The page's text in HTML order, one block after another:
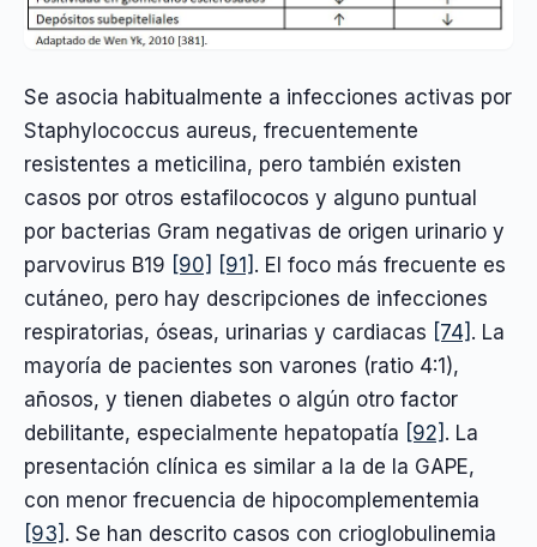
Se asocia habitualmente a infecciones activas por
Staphylococcus aureus, frecuentemente
resistentes a meticilina, pero también existen
casos por otros estafilococos y alguno puntual
por bacterias Gram negativas de origen urinario y
parvovirus B19 [90] [91] . El foco más frecuente es
cutáneo, pero hay descripciones de infecciones
respiratorias, óseas, urinarias y cardiacas [74] . La
mayoría de pacientes son varones (ratio 4:1),
añosos, y tienen diabetes o algún otro factor
debilitante, especialmente hepatopatía [92] . La
presentación clínica es similar a la de la GAPE,
con menor frecuencia de hipocomplementemia
[93] . Se han descrito casos con crioglobulinemia